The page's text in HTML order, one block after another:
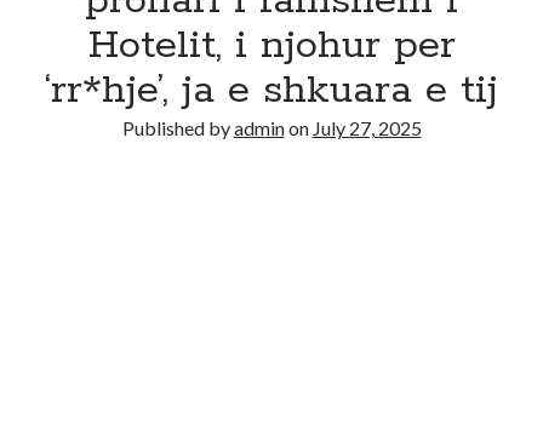
Hotelit, i njohur per
‘rr*hje’, ja e shkuara e tij
Published byadminon July 27, 2025